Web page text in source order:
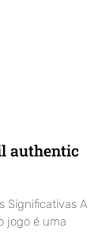
authentic
Significativas A
jogo é uma